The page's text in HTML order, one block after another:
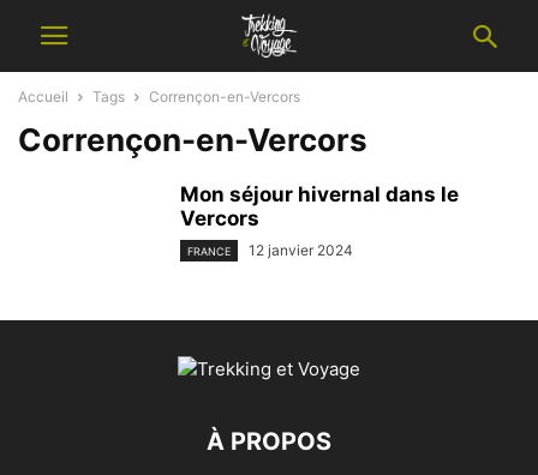
Accueil Tags Corrençon-en-Vercors
Corrençon-en-Vercors
Mon séjour hivernal dans le
Vercors
FRANCE 12 janvier 2024
À PROPOS